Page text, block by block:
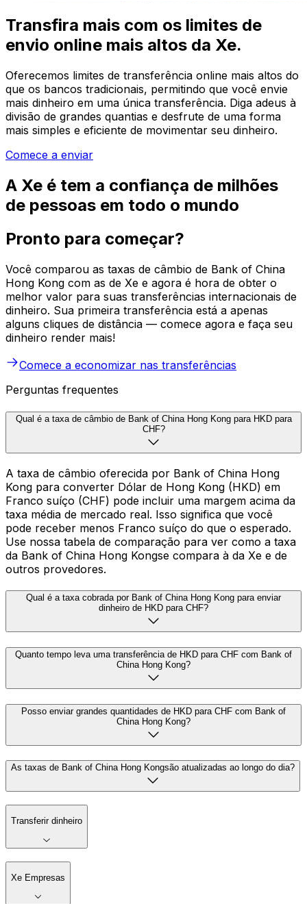
Transfira mais com os limites de
envio online mais altos da Xe.
Oferecemos limites de transferência online mais altos do
que os bancos tradicionais, permitindo que você envie
mais dinheiro em uma única transferência. Diga adeus à
divisão de grandes quantias e desfrute de uma forma
mais simples e eficiente de movimentar seu dinheiro.
Comece a enviar
A Xe é tem a confiança de milhões
de pessoas em todo o mundo
Pronto para começar?
Você comparou as taxas de câmbio de Bank of China
Hong Kong com as de Xe e agora é hora de obter o
melhor valor para suas transferências internacionais de
dinheiro. Sua primeira transferência está a apenas
alguns cliques de distância — comece agora e faça seu
dinheiro render mais!
Comece a economizar nas transferências
Perguntas frequentes
Qual é a taxa de câmbio de Bank of China Hong Kong para HKD para
CHF?
A taxa de câmbio oferecida por Bank of China Hong
Kong para converter Dólar de Hong Kong (HKD) em
Franco suíço (CHF) pode incluir uma margem acima da
taxa média de mercado real. Isso significa que você
pode receber menos Franco suíço do que o esperado.
Use nossa tabela de comparação para ver como a taxa
da Bank of China Hong Kongse compara à da Xe e de
outros provedores.
Qual é a taxa cobrada por Bank of China Hong Kong para enviar
dinheiro de HKD para CHF?
Quanto tempo leva uma transferência de HKD para CHF com Bank of
China Hong Kong?
Posso enviar grandes quantidades de HKD para CHF com Bank of
China Hong Kong?
As taxas de Bank of China Hong Kongsão atualizadas ao longo do dia?
Transferir dinheiro
Xe Empresas